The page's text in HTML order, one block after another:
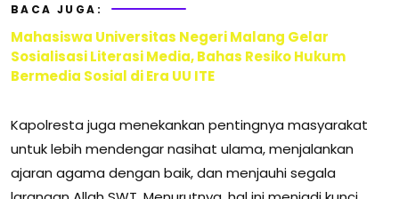
BACA JUGA:
Mahasiswa Universitas Negeri Malang Gelar
Sosialisasi Literasi Media, Bahas Resiko Hukum
Bermedia Sosial di Era UU ITE
Kapolresta juga menekankan pentingnya masyarakat
untuk lebih mendengar nasihat ulama, menjalankan
ajaran agama dengan baik, dan menjauhi segala